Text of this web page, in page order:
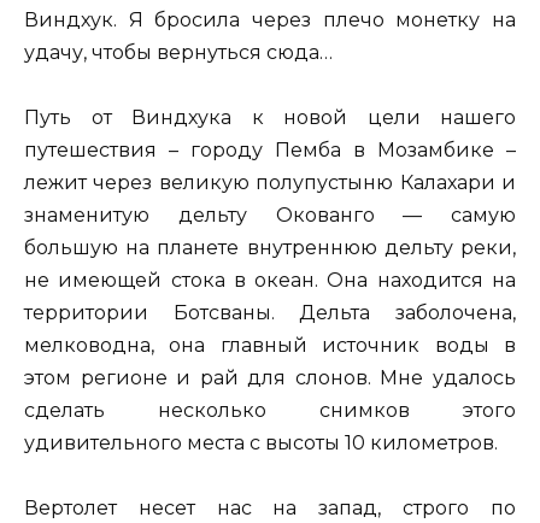
Виндхук. Я бросила через плечо монетку на
удачу, чтобы вернуться сюда…
Путь от Виндхука к новой цели нашего
путешествия – городу Пемба в Мозамбике –
лежит через великую полупустыню Калахари и
знаменитую дельту Окованго — самую
большую на планете внутреннюю дельту реки,
не имеющей стока в океан. Она находится на
территории Ботсваны. Дельта заболочена,
мелководна, она главный источник воды в
этом регионе и рай для слонов. Мне удалось
сделать несколько снимков этого
удивительного места с высоты 10 километров.
Вертолет несет нас на запад, строго по